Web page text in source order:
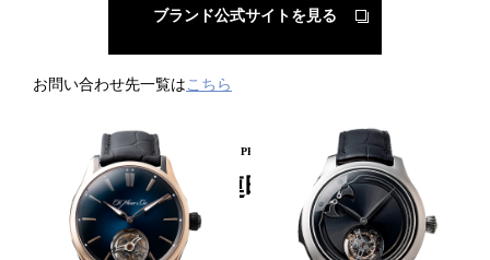
ブランド公式サイトを見る
お問い合わせ先一覧はこちら
PICKUP PRODUCT
関連時計
スポーティな外観に託す高精度機構
ダイヤルに露わにする時打ちの様子